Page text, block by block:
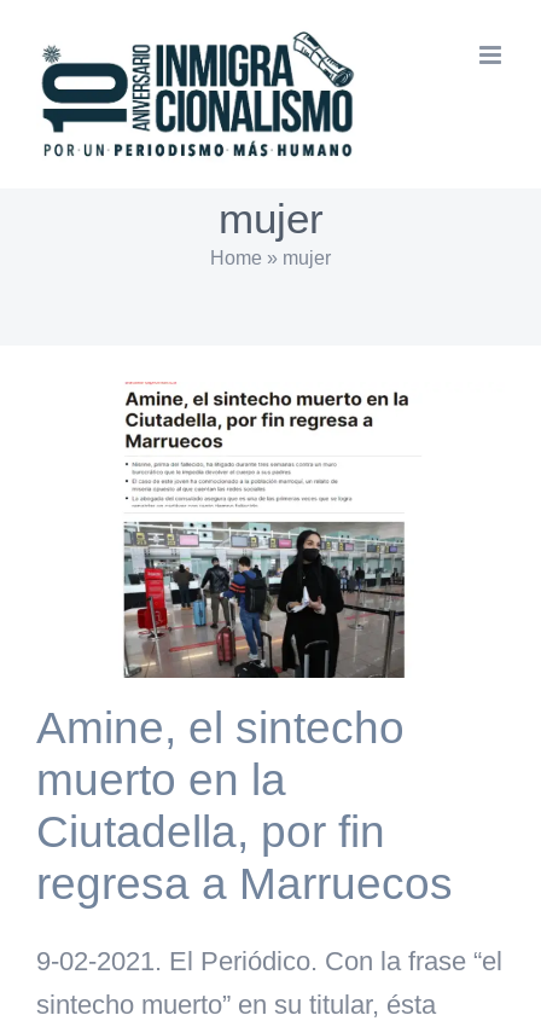
contenido
mujer
Home » mujer
Amine, el sintecho
muerto en la
Ciutadella, por fin
regresa a Marruecos
9-02-2021. El Periódico. Con la frase “el
sintecho muerto” en su titular, ésta